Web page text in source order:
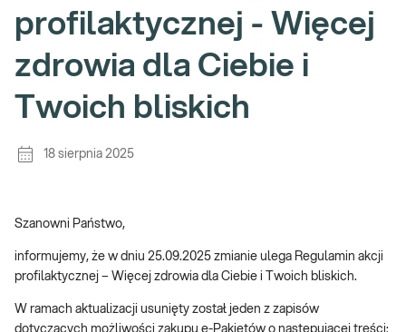
profilaktycznej - Więcej
zdrowia dla Ciebie i
Twoich bliskich
18 sierpnia 2025
Szanowni Państwo,
informujemy, że w dniu 25.09.2025 zmianie ulega Regulamin akcji
profilaktycznej – Więcej zdrowia dla Ciebie i Twoich bliskich.
W ramach aktualizacji usunięty został jeden z zapisów
dotyczących możliwości zakupu e-Pakietów o następującej treści: